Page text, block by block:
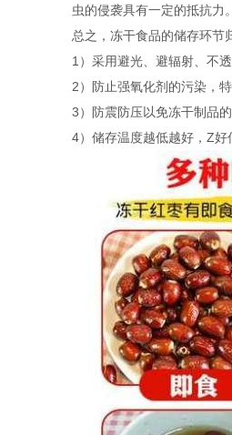
虫的侵袭具有一定的抵抗力
总之，冻干食品的储存环节
1）采用避光、避辐射、不
2）防止强氧化剂的污染，
3）防震防压以免冻干制品的
4）储存温度越低越好，Z好